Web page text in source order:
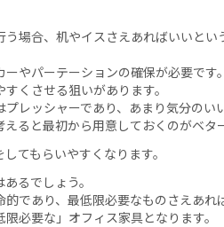
場合、机やイスさえあればいいと
やパーテーションの確保が必要です。
くさせる狙いがあります。
レッシャーであり、あまり気分のい
ると最初から用意しておくのがベタ
てもらいやすくなります。
るでしょう。
であり、最低限必要なものさえあれ
必要な」オフィス家具となります。